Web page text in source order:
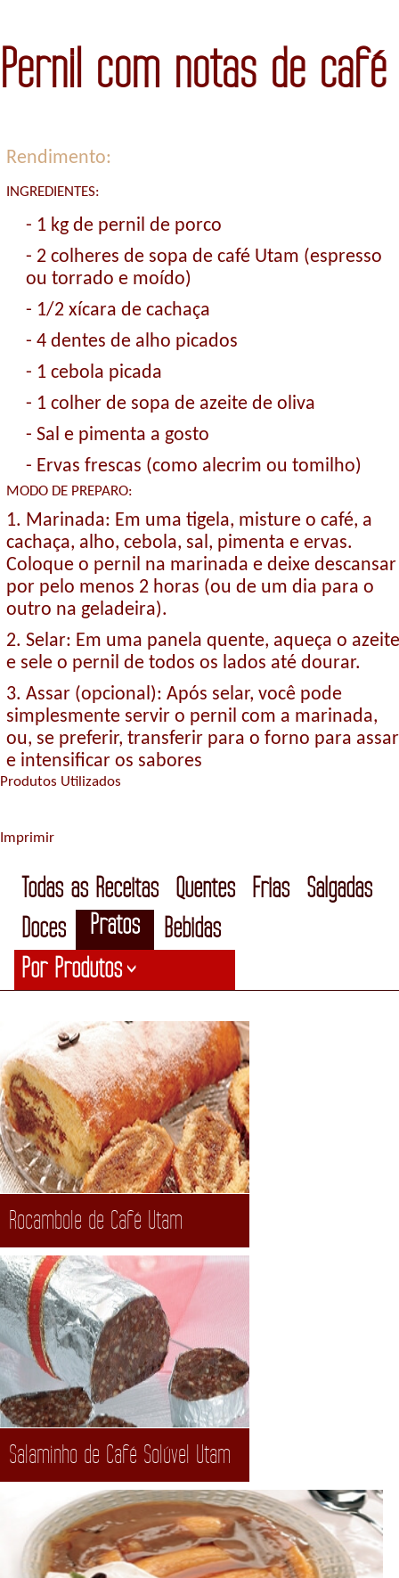
Pernil com notas de café
Rendimento:
INGREDIENTES:
- 1 kg de pernil de porco
- 2 colheres de sopa de café Utam (espresso
ou torrado e moído)
- 1/2 xícara de cachaça
- 4 dentes de alho picados
- 1 cebola picada
- 1 colher de sopa de azeite de oliva
- Sal e pimenta a gosto
- Ervas frescas (como alecrim ou tomilho)
MODO DE PREPARO:
1. Marinada: Em uma tigela, misture o café, a
cachaça, alho, cebola, sal, pimenta e ervas.
Coloque o pernil na marinada e deixe descansar
por pelo menos 2 horas (ou de um dia para o
outro na geladeira).
2. Selar: Em uma panela quente, aqueça o azeite
e sele o pernil de todos os lados até dourar.
3. Assar (opcional): Após selar, você pode
simplesmente servir o pernil com a marinada,
ou, se preferir, transferir para o forno para assar
e intensificar os sabores
Produtos Utilizados
Imprimir
Todas as Receitas Quentes Frias
Salgadas
Doces
Pratos
Bebidas
Por Produtos>
Rocambole de Café Utam
Salaminho de Café Solúvel Utam